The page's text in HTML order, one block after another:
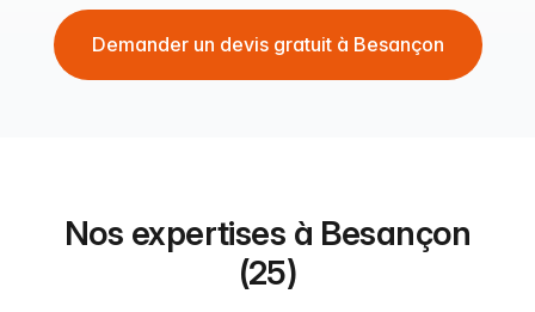
Demander un devis gratuit à Besançon
Nos expertises à Besançon
(25)